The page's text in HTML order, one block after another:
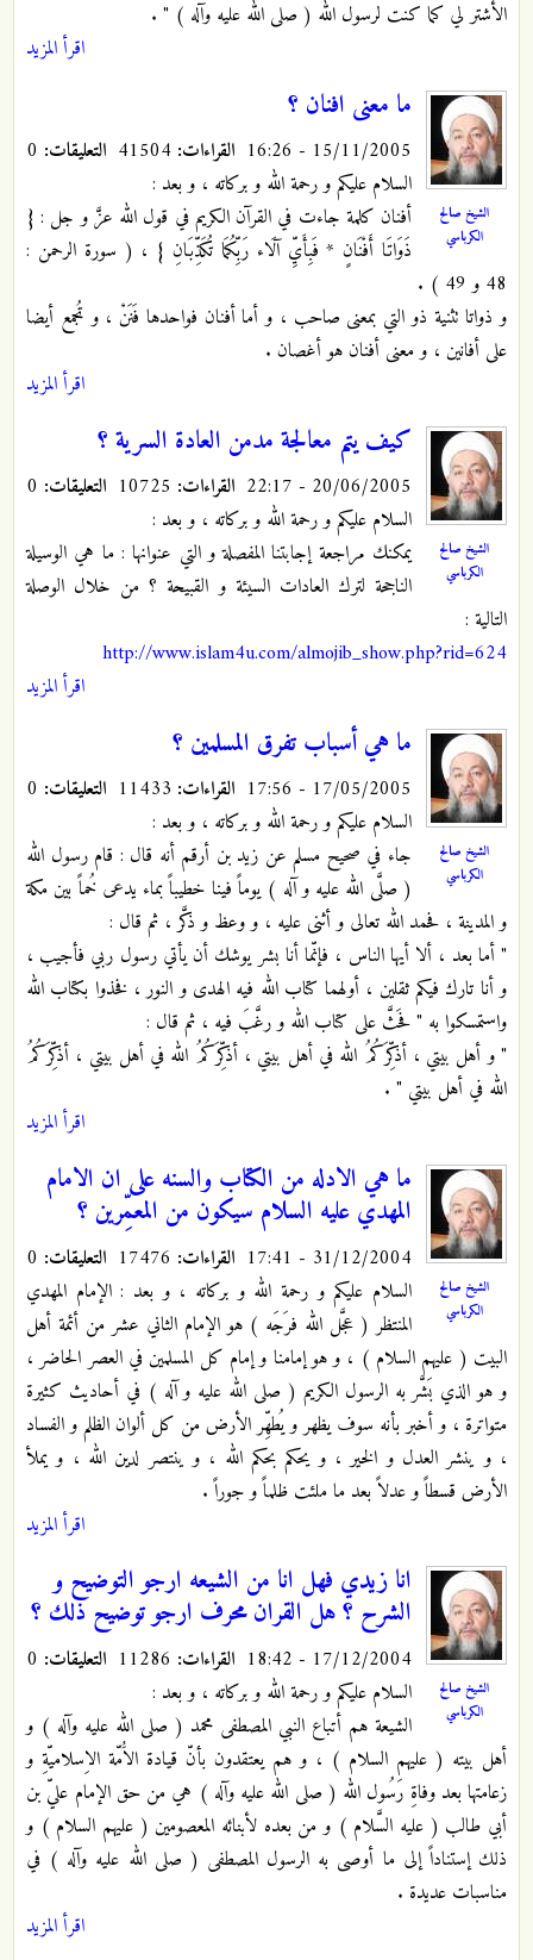
الأشتر لي كما كنت لرسول الله ( صلى الله عليه وآله ) " .
اقرأ المزيد
الشيخ صالح
الكرباسي
ما معنى افنان ؟
15/11/2005 - 16:26 القراءات: التعليقات:
السلام عليكم و رحمة الله و بركاته ، و بعد :
أفنان كلمة جاءت في القرآن الكريم في قول الله عزَّ و جل : {
ذَوَاتَا أَفْنَانٍ * فَبِأَيِّ آلَاء رَبِّكُمَا تُكَذِّبَانِ } ، ( سورة الرحمن :
48 و 49 ) .
و ذواتا تثنية ذو التي بمعنى صاحب ، و أما أفنان فواحدها فَنَنْ ، و تُجمع أيضا
على أفانين ، و معنى أفنان هو أغصان .
اقرأ المزيد
الشيخ صالح
الكرباسي
كيف يتم معالجة مدمن العادة السرية ؟
20/06/2005 - 22:17 القراءات: التعليقات:
السلام عليكم و رحمة الله و بركاته ، و بعد :
يمكنك مراجعة إجابتنا المفصلة و التي عنوانها : ما هي الوسيلة
الناجحة لترك العادات السيئة و القبيحة ؟ من خلال الوصلة
التالية :
http://www.islam4u.com/almojib_show.php?rid=624
اقرأ المزيد
الشيخ صالح
الكرباسي
ما هي أسباب تفرق المسلمين ؟
17/05/2005 - 17:56 القراءات: التعليقات:
السلام عليكم و رحمة الله و بركاته ، و بعد :
جاء في صحيح مسلم عن زيد بن أرقم أنه قال : قام رسول الله
( صلَّى الله عليه و آله ) يوماً فينا خطيباً بماء يدعى خُماً بين مكة
و المدينة ، فحمد الله تعالى و أثنى عليه ، و وعظ و ذكَّر ، ثم قال :
" أما بعد ، ألا أيها الناس ، فإنّما أنا بشر يوشك أن يأتي رسول ربي فأجيب ،
و أنا تارك فيكم ثقلين ، أولهما كتاب الله فيه الهدى و النور ، فخذوا بكتاب الله
واستمسكوا به " فحَثَّ على كتاب الله و رغَّبَ فيه ، ثم قال :
" و أهل بيتي ، أذكِّرَكُمُ الله في أهل بيتي ، أذكِّرَكُمُ الله في أهل بيتي ، أذكِّرَكُمُ
الله في أهل بيتي " .
اقرأ المزيد
الشيخ صالح
الكرباسي
ما هي الادله من الكتاب والسنه على ان الامام
المهدي عليه السلام سيكون من المعمِّرين ؟
31/12/2004 - 17:41 القراءات: التعليقات:
السلام عليكم و رحمة الله و بركاته ، و بعد : الإمام المهدي
المنتظر ( عجَّل الله فرَجَه ) هو الإمام الثاني عشر من أئمة أهل
البيت ( عليهم السلام ) ، و هو إمامنا و إمام كل المسلمين في العصر الحاضر ،
و هو الذي بَشَّر به الرسول الكريم ( صلى الله عليه و آله ) في أحاديث كثيرة
متواترة ، و أخبر بأنه سوف يظهر و يُطهِّر الأرض من كل ألوان الظلم و الفساد
، و ينشر العدل و الخير ، و يحكم بحكم الله ، و ينتصر لدين الله ، و يملأ
الأرض قسطاً و عدلاً بعد ما ملئت ظلماً و جوراً .
اقرأ المزيد
الشيخ صالح
الكرباسي
انا زيدي فهل انا من الشيعه ارجو التوضيح و
الشرح ؟ هل القران محرف ارجو توضيح ذلك ؟
17/12/2004 - 18:42 القراءات: التعليقات:
السلام عليكم و رحمة الله و بركاته ، و بعد :
الشيعة هم أتباع النبي المصطفى محمد ( صلى الله عليه وآله ) و
أهل بيته ( عليهم السلام ) ، و هم يعتقدون بأنّ قيادة الاَُمّة الاِسلاميّةِ و
زعامتها بعد وفاةِ رَسُول الله ( صلى الله عليه وآله ) هي من حق الإمام عليّ بن
أبي طالب ( عليه السَّلام ) و من بعده لأبنائه المعصومين ( عليهم السلام ) و
ذلك إستناداً إلى ما أوصى به الرسول المصطفى ( صلى الله عليه وآله ) في
مناسبات عديدة .
اقرأ المزيد